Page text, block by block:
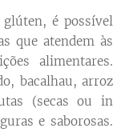
é possível
que atendem às
alimentares.
bacalhau, arroz
(secas ou in
e saborosas.